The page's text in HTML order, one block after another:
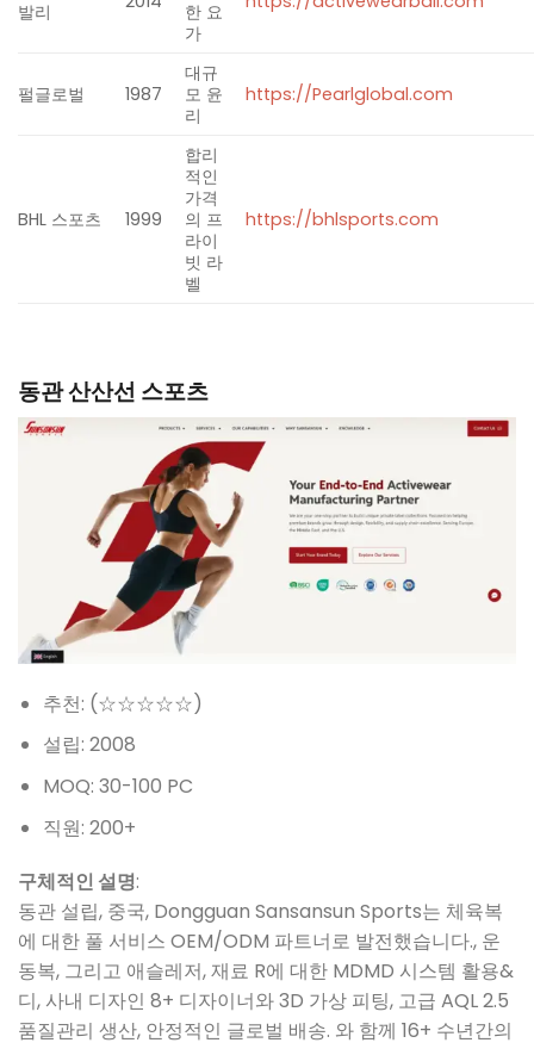
발리
한 요
가
펄글로벌 1987
대규
모 윤
리
https://Pearlglobal.com
BHL 스포츠 1999
합리
적인
가격
의 프
라이
빗 라
벨
https://bhlsports.com
동관 산산선 스포츠
추천: (☆☆☆☆☆)
설립: 2008
MOQ: 30-100 PC
직원: 200+
구체적인 설명:
동관 설립, 중국, Dongguan Sansansun Sports는 체육복
에 대한 풀 서비스 OEM/ODM 파트너로 발전했습니다., 운
동복, 그리고 애슬레저, 재료 R에 대한 MDMD 시스템 활용&
디, 사내 디자인 8+ 디자이너와 3D 가상 피팅, 고급 AQL 2.5
품질관리 생산, 안정적인 글로벌 배송. 와 함께 16+ 수년간의